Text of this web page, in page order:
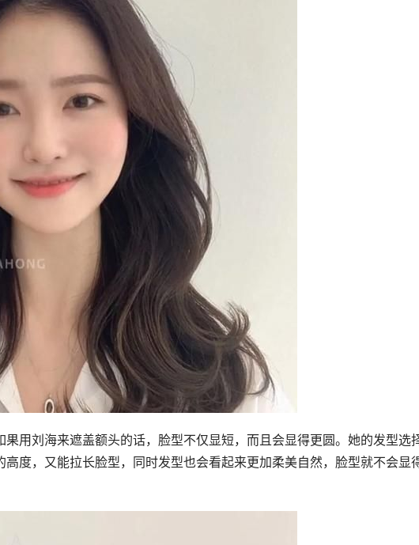
果用刘海来遮盖额头的话，脸型不仅显短，而且会显得更圆。她的发型选
度，又能拉长脸型，同时发型也会看起来更加柔美自然，脸型就不会显